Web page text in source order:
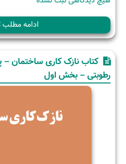
کاری
–
پودمان
۴
عایق
رطوبتی
ادامه مطلب
رطوبتی – بخش اول